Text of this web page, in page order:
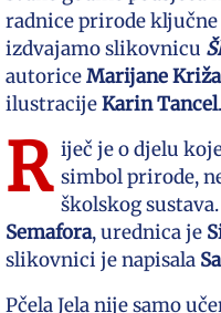
radnice prirode
izdvajamo slikovnicu
autoriceMarijane
ilustracijeKarin Tancel.
R iječ je o djelu
simbol prirode,
školskog
Semafora, urednica je
slikovnici je napisala
Pčela Jela nije samo